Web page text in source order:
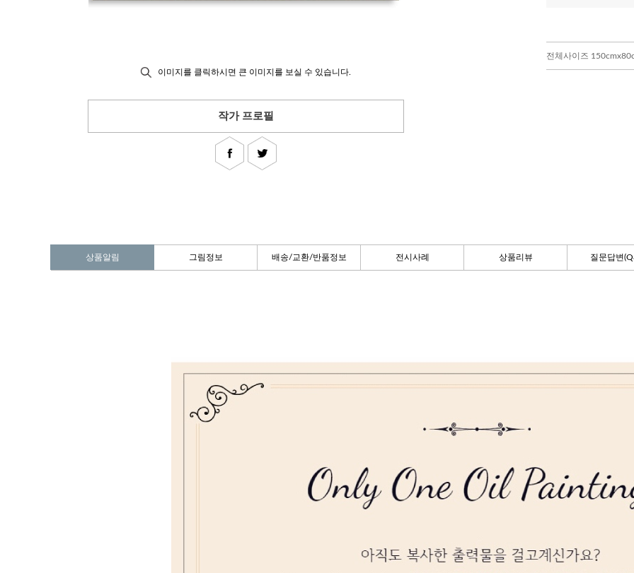
이미지를 클릭하시면 큰 이미지를 보실 수 있습니다.
작가 프로필
전체사이즈
상품알림 그림정보 배송/교환/반품정보 전시사례 상품리뷰 질문답변